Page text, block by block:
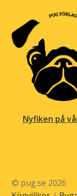
Nyfiken på
© pug.se 2026